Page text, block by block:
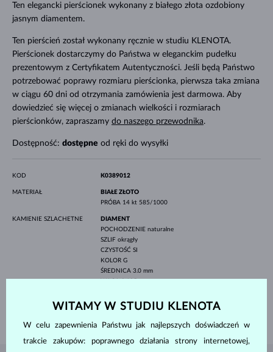
Ten elegancki pierścionek wykonany z białego złota ozdobiony
jasnym diamentem.
Ten pierścień został wykonany ręcznie w studiu KLENOTA.
Pierścionek dostarczymy do Państwa w eleganckim pudełku
prezentowym z Certyfikatem Autentyczności. Jeśli będą Państwo
potrzebować poprawy rozmiaru pierścionka, pierwsza taka zmiana
w ciągu 60 dni od otrzymania zamówienia jest darmowa. Aby
dowiedzieć się więcej o zmianach wielkości i rozmiarach
pierścionków, zapraszamy do naszego przewodnika.
Dostępność: dostępne od ręki do wysyłki
KOD K0389012
MATERIAŁ
BIAŁE ZŁOTO
PRÓBA 14 kt 585/1000
KAMIENIE SZLACHETNE
DIAMENT
POCHODZENIE naturalne
SZLIF okrągły
CZYSTOŚĆ SI
KOLOR G
ŚREDNICA 3.0 mm
WITAMY W STUDIU KLENOTA
W celu zapewnienia Państwu jak najlepszych doświadczeń w
trakcie zakupów: poprawnego działania strony internetowej,